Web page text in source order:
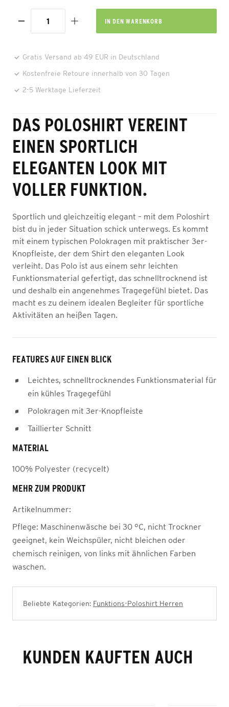
IN DEN WARENKORB
Gratis Versand ab 49 EUR in Deutschland
Kostenfreie Retoure innerhalb von 30 Tagen
2-5 Werktage Lieferzeit
DAS POLOSHIRT VEREINT
EINEN SPORTLICH
ELEGANTEN LOOK MIT
VOLLER FUNKTION.
Sportlich und gleichzeitig elegant – mit dem Poloshirt
bist du in jeder Situation schick unterwegs. Es kommt
mit einem typischen Polokragen mit praktischer 3er-
Knopfleiste, der dem Shirt den eleganten Look
verleiht. Das Polo ist aus einem sehr leichten
Funktionsmaterial gefertigt, das schnelltrocknend ist
und deshalb ein angenehmes Tragegefühl bietet. Das
macht es zu deinem idealen Begleiter für sportliche
Aktivitäten an heißen Tagen.
FEATURES AUF EINEN BLICK
Leichtes, schnelltrocknendes Funktionsmaterial für
ein kühles Tragegefühl
Polokragen mit 3er-Knopfleiste
Taillierter Schnitt
MATERIAL
100% Polyester (recycelt)
MEHR ZUM PRODUKT
Artikelnummer:
Pflege: Maschinenwäsche bei 30 °C, nicht Trockner
geeignet, kein Weichspüler, nicht bleichen oder
chemisch reinigen, von links mit ähnlichen Farben
waschen.
Beliebte Kategorien: Funktions-Poloshirt Herren
KUNDEN KAUFTEN AUCH